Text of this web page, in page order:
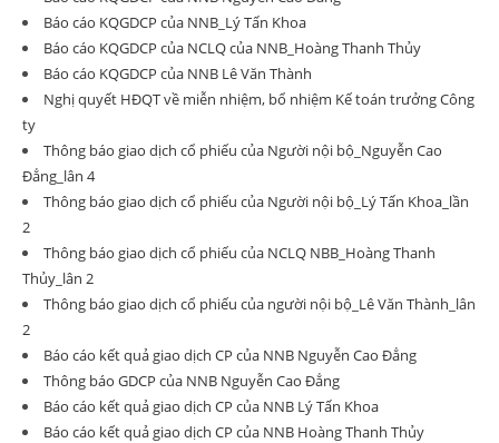
Báo cáo KQGDCP của NNB_Lý Tấn Khoa
Báo cáo KQGDCP của NCLQ của NNB_Hoàng Thanh Thủy
Báo cáo KQGDCP của NNB Lê Văn Thành
Nghị quyết HĐQT về miễn nhiệm, bổ nhiệm Kế toán trưởng Công
ty
Thông báo giao dịch cổ phiếu của Người nội bộ_Nguyễn Cao
Đẳng_lân 4
Thông báo giao dịch cổ phiếu của Người nội bộ_Lý Tấn Khoa_lần
2
Thông báo giao dịch cổ phiếu của NCLQ NBB_Hoàng Thanh
Thủy_lân 2
Thông báo giao dịch cổ phiếu của người nội bộ_Lê Văn Thành_lân
2
Báo cáo kết quả giao dịch CP của NNB Nguyễn Cao Đẳng
Thông báo GDCP của NNB Nguyễn Cao Đẳng
Báo cáo kết quả giao dịch CP của NNB Lý Tấn Khoa
Báo cáo kết quả giao dịch CP của NNB Hoàng Thanh Thủy